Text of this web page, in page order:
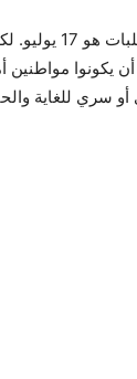
الموعد النهائي
يكونوا مواطنين
سري للغاية